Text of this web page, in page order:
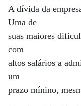
A dívida da
Uma de
suas maiores
com
altos salários a
um
prazo mínino,